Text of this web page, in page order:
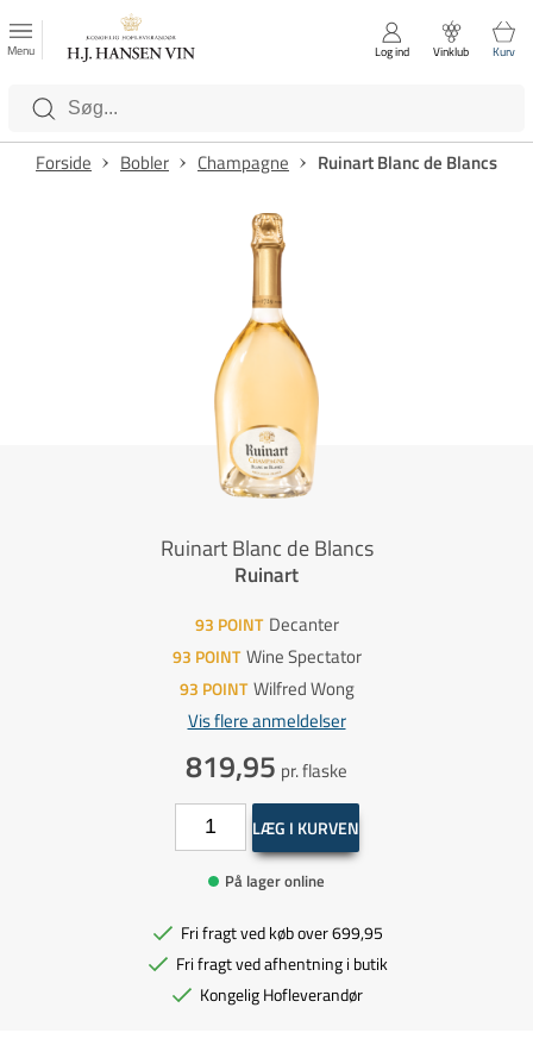
Luk
Kategorier
Menu Log ind Vinklub Kurv
Forside Bobler Champagne Ruinart Blanc de Blancs
Ruinart Blanc de Blancs
Ruinart
93 POINT Decanter
93 POINT Wine Spectator
93 POINT Wilfred Wong
Vis flere anmeldelser
819,95 pr. flaske
LÆG I KURVEN
På lager online
Fri fragt ved køb over 699,95
Fri fragt ved afhentning i butik
Kongelig Hofleverandør